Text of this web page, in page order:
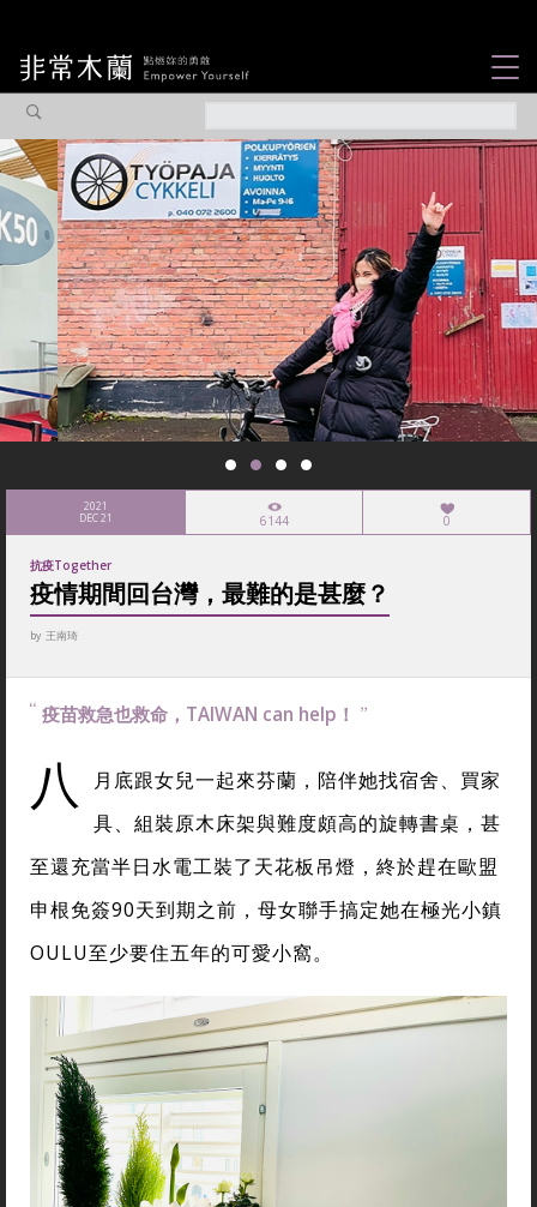
觀點專欄
焦點企劃
社會企業
認識我們
2021
DEC 21 6144 0
抗疫Together
疫情期間回台灣，最難的是甚麼？
by 王南琦
疫苗救急也救命，TAIWAN can help！
八
月底跟女兒一起來芬蘭，陪伴她找宿舍、買家
具、組裝原木床架與難度頗高的旋轉書桌，甚
至還充當半日水電工裝了天花板吊燈，終於趕在歐盟
申根免簽90天到期之前，母女聯手搞定她在極光小鎮
OULU至少要住五年的可愛小窩。